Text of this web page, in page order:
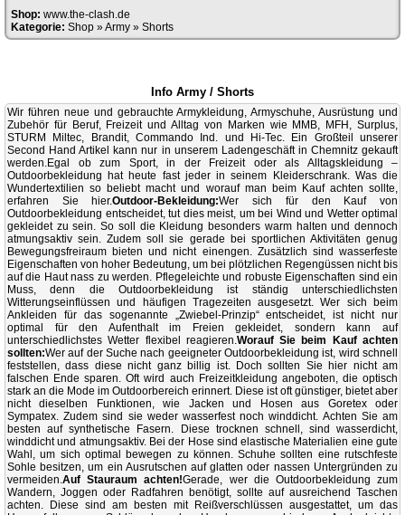
Shop: www.the-clash.de
Kategorie: Shop »Army » Shorts
Info Army / Shorts
Wir führen neue und gebrauchte Armykleidung, Armyschuhe, Ausrüstung und
Zubehör für Beruf, Freizeit und Alltag von Marken wie MMB, MFH, Surplus,
STURM Miltec, Brandit, Commando Ind. und Hi-Tec. Ein Großteil unserer
Second Hand Artikel kann nur in unserem Ladengeschäft in Chemnitz gekauft
werden.Egal ob zum Sport, in der Freizeit oder als Alltagskleidung –
Outdoorbekleidung hat heute fast jeder in seinem Kleiderschrank. Was die
Wundertextilien so beliebt macht und worauf man beim Kauf achten sollte,
erfahren Sie hier.Outdoor-Bekleidung:Wer sich für den Kauf von
Outdoorbekleidung entscheidet, tut dies meist, um bei Wind und Wetter optimal
gekleidet zu sein. So soll die Kleidung besonders warm halten und dennoch
atmungsaktiv sein. Zudem soll sie gerade bei sportlichen Aktivitäten genug
Bewegungsfreiraum bieten und nicht einengen. Zusätzlich sind wasserfeste
Eigenschaften von hoher Bedeutung, um bei plötzlichen Regengüssen nicht bis
auf die Haut nass zu werden. Pflegeleichte und robuste Eigenschaften sind ein
Muss, denn die Outdoorbekleidung ist ständig unterschiedlichsten
Witterungseinflüssen und häufigen Tragezeiten ausgesetzt. Wer sich beim
Ankleiden für das sogenannte „Zwiebel-Prinzip“ entscheidet, ist nicht nur
optimal für den Aufenthalt im Freien gekleidet, sondern kann auf
unterschiedlichstes Wetter flexibel reagieren.Worauf Sie beim Kauf achten
sollten:Wer auf der Suche nach geeigneter Outdoorbekleidung ist, wird schnell
feststellen, dass diese nicht ganz billig ist. Doch sollten Sie hier nicht am
falschen Ende sparen. Oft wird auch Freizeitkleidung angeboten, die optisch
stark an die Mode im Outdoorbereich erinnert. Diese ist oft günstiger, bietet aber
nicht dieselben Funktionen, wie Jacken und Hosen aus Goretex oder
Sympatex. Zudem sind sie weder wasserfest noch winddicht. Achten Sie am
besten auf synthetische Fasern. Diese trocknen schnell, sind wasserdicht,
winddicht und atmungsaktiv. Bei der Hose sind elastische Materialien eine gute
Wahl, um sich optimal bewegen zu können. Schuhe sollten eine rutschfeste
Sohle besitzen, um ein Ausrutschen auf glatten oder nassen Untergründen zu
vermeiden.Auf Stauraum achten!Gerade, wer die Outdoorbekleidung zum
Wandern, Joggen oder Radfahren benötigt, sollte auf ausreichend Taschen
achten. Diese sind am besten mit Reißverschlüssen ausgestattet, um das